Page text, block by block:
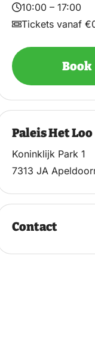
10:00 – 17:00
Tickets vanaf
Book
Paleis Het Loo
Koninklijk Park 1
7313 JA
Contact